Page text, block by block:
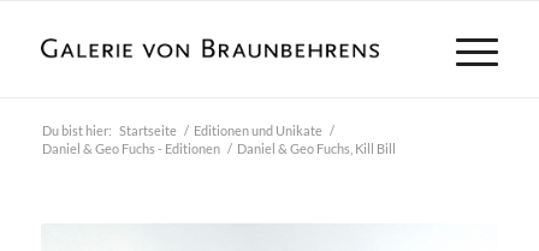
Du bist hier: Startseite / Editionen und Unikate /
Daniel & Geo Fuchs - Editionen / Daniel & Geo Fuchs, Kill Bill